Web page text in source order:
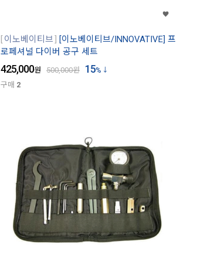
이노베이티브
[이노베이티브/INNOVATIVE] 프
로페셔널 다이버 공구 세트
425,000원 500,000원 15%
구매 2